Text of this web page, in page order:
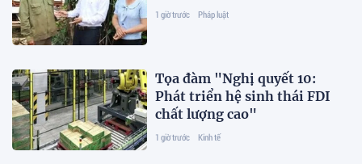
1 giờ trước Pháp luật
Tọa đàm "Nghị quyết 10:
Phát triển hệ sinh thái FDI
chất lượng cao"
1 giờ trước Kinh tế